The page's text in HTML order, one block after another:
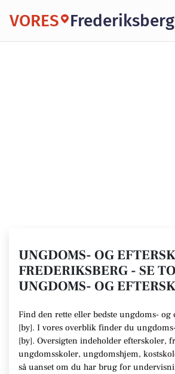
VORES Frederiksberg
UNGDOMS- OG
FREDERIKSBERG - SE
UNGDOMS- OG
Find den rette eller bedste ungdoms- og
[by]. I vores overblik finder du
[by]. Oversigten indeholder efterskoler,
ungdomsskoler, ungdomshjem,
så uanset om du har brug for